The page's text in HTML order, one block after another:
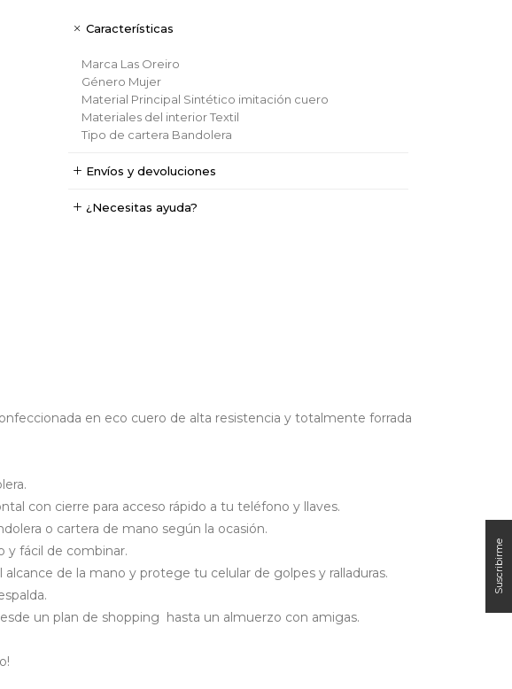
Características
Marca Las Oreiro
Género Mujer
Material Principal Sintético imitación cuero
Materiales del interiorTextil
Tipo de cartera Bandolera
Envíos y devoluciones
¿Necesitas ayuda?
en eco cuero de alta resistencia y totalmente forrada
con cierre para acceso rápido a tu teléfono y llaves.
o cartera de mano según la ocasión.
y fácil de combinar.
de la mano y protege tu celular de golpes y ralladuras.
un plan de shopping hasta un almuerzo con amigas.